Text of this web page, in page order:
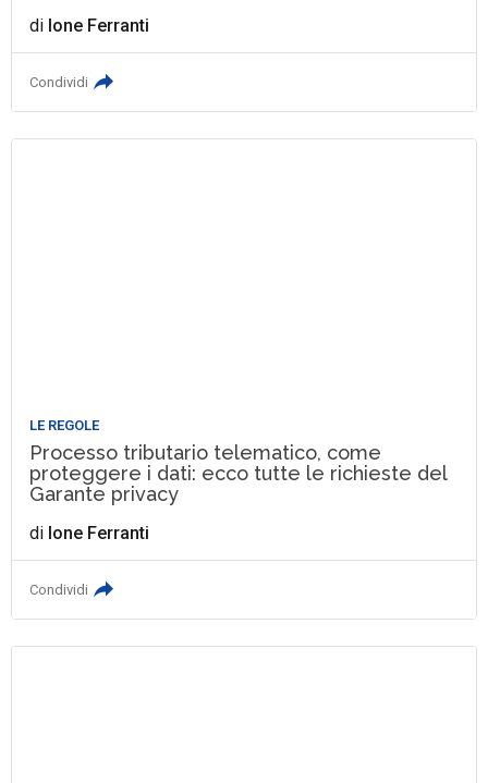
di Ione Ferranti
Condividi
LE REGOLE
Processo tributario telematico, come
proteggere i dati: ecco tutte le richieste del
Garante privacy
di Ione Ferranti
Condividi